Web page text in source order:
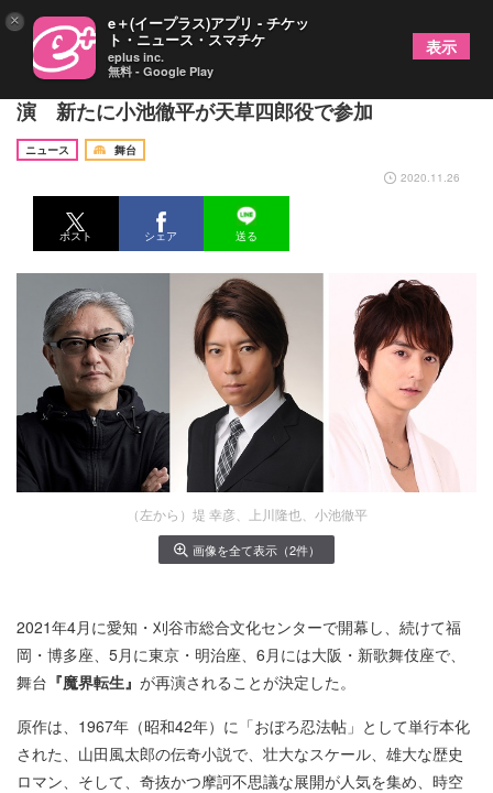
上川隆也主演、堤幸彦演出で舞台『魔界転生』を再
演 新たに小池徹平が天草四郎役で参加
ニュース
舞台
2020.11.26
ポスト シェア 送る
（左から）堤 幸彦、上川隆也、小池徹平
画像を全て表示（2件）
2021年4月に愛知・刈谷市総合文化センターで開幕し、続けて福
岡・博多座、5月に東京・明治座、6月には大阪・新歌舞伎座で、
舞台 『魔界転生』 が再演されることが決定した。
原作は、1967年（昭和42年）に「おぼろ忍法帖」として単行本化
された、山田風太郎の伝奇小説で、壮大なスケール、雄大な歴史
ロマン、そして、奇抜かつ摩訶不思議な展開が人気を集め、時空
× e＋(イープラス)アプリ - チケッ
ト・ニュース・スマチケ
eplus inc.
無料 - Google Play
表示